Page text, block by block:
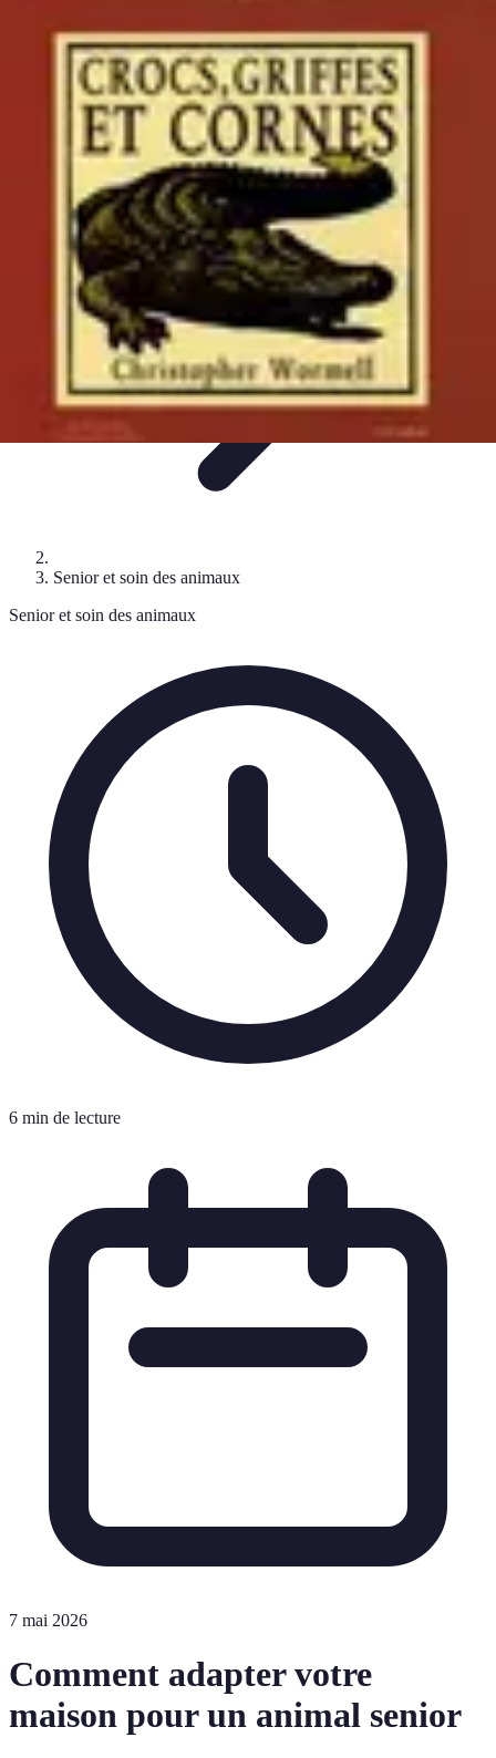
Senior et soin des animauxChoisir un animalBienfaits des
Tendances et actualitésSoin des animaux
Senior Animal Guide
Senior et soin des animaux
Senior et soin des animaux
6 min de lecture
7 mai 2026
Comment adapter votre
maison pour un animal senior